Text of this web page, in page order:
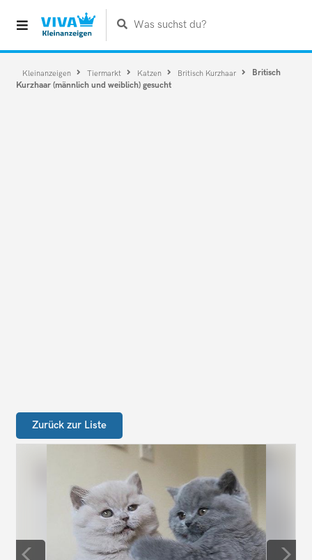
Was suchst du?
Kleinanzeigen Tiermarkt Katzen Britisch Kurzhaar
Britisch
Kurzhaar (männlich und weiblich) gesucht
Zurück zur Liste